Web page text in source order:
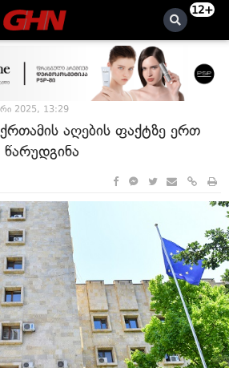
12+
2025, 13:29
აღების ფაქტზე ერთ